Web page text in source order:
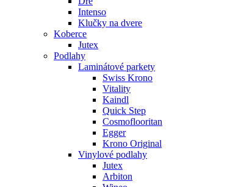
Intenso
Klučky na dvere
Koberce
Jutex
Podlahy
Laminátové parkety
Swiss Krono
Vitality
Kaindl
Quick Step
Cosmoflooritan
Egger
Krono Original
Vinylové podlahy
Jutex
Arbiton